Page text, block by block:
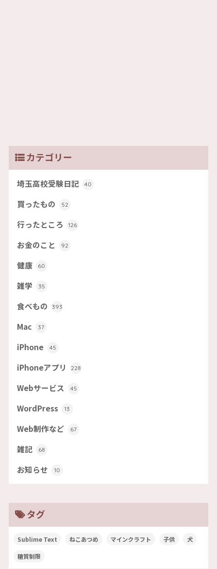
カテゴリー
埼玉高校受験日記 40
買ったもの 52
行ったところ 126
お金のこと 92
健康 60
雑学 35
食べもの 393
Mac 37
iPhone 45
iPhoneアプリ 228
Webサービス 45
WordPress 13
Web制作など 67
雑記 68
お知らせ 10
タグ
Sublime Text ねこあつめ マインクラフト 子供 犬
糖質制限